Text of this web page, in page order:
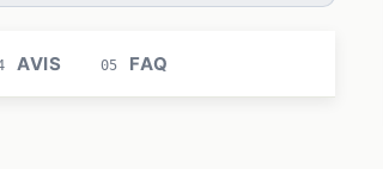
AVIS 05 FAQ